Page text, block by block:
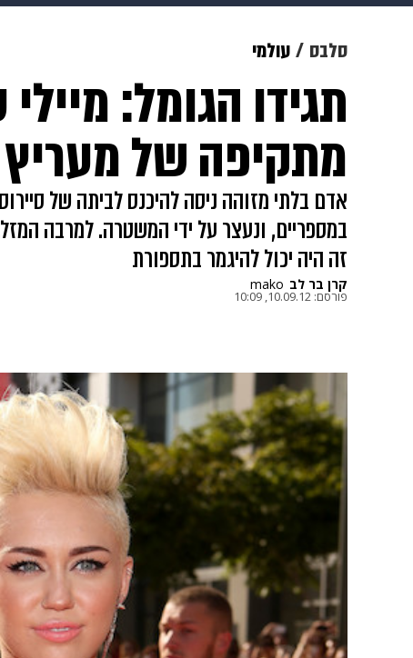
גאווה ויוה משפט תשעה
סלבס עולמי
תגידו הגומל:
מתקיפה של מעריץ
אדם בלתי מזוהה ניסה להיכנס לביתה של
במספריים, ונעצר על ידי המשטרה. למרבה
זה היה יכול להיגמר בתספורת
קרן בר לב mako
פורסם: 10.09.12, 10:09